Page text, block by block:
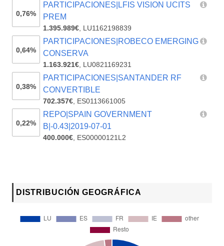
0,76%
PARTICIPACIONES|LFIS VISION UCITS
PREM
1.395.989€, LU1162198839
0,64%
PARTICIPACIONES|ROBECO EMERGING
CONSERVA
1.163.921€, LU0821169231
0,38%
PARTICIPACIONES|SANTANDER RF
CONVERTIBLE
702.357€, ES0113661005
0,22%
REPO|SPAIN GOVERNMENT
B|-0.43|2019-07-01
400.000€, ES00000121L2
DISTRIBUCIÓN GEOGRÁFICA